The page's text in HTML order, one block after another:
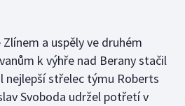
a uspěly ve druhém
k výhře nad Berany stačil
nejlepší střelec týmu Roberts
Svoboda udržel potřetí v